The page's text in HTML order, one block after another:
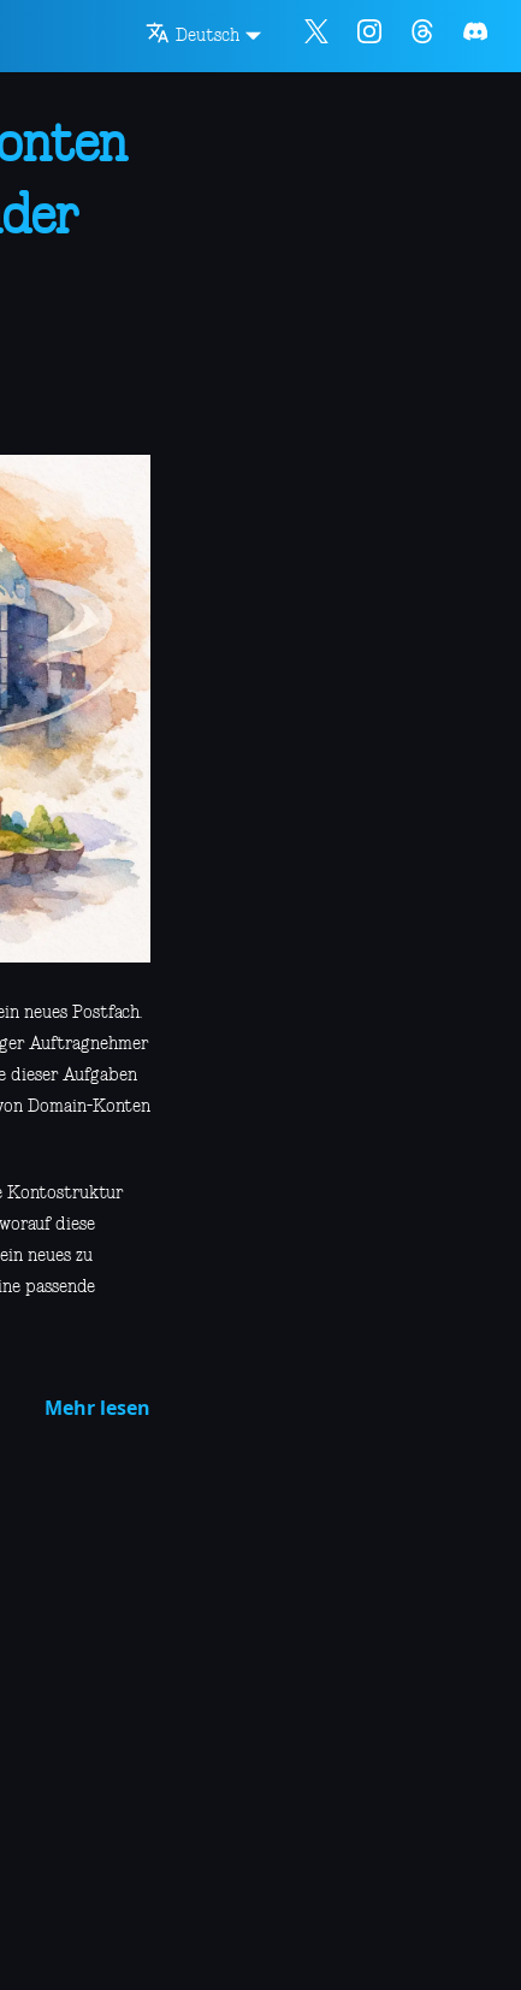
Deutsch
neues Postfach.
Auftragnehmer
dieser Aufgaben
Domain-Konten
Kontostruktur
diese
neues zu
passende
Mehr lesen